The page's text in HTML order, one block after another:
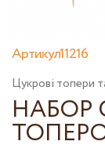
Артикул11216
Цукрові топери
НАБОР